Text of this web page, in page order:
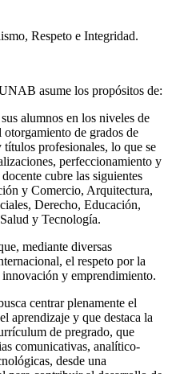
Respeto e Integridad.
asume los propósitos de:
alumnos en los niveles de
de grados de
profesionales, lo que se
perfeccionamiento y
cubre las siguientes
y Comercio, Arquitectura,
Derecho, Educación,
y Tecnología.
mediante diversas
el respeto por la
y emprendimiento.
centrar plenamente el
aprendizaje y que destaca la
de pregrado, que
comunicativas, analítico-
desde una